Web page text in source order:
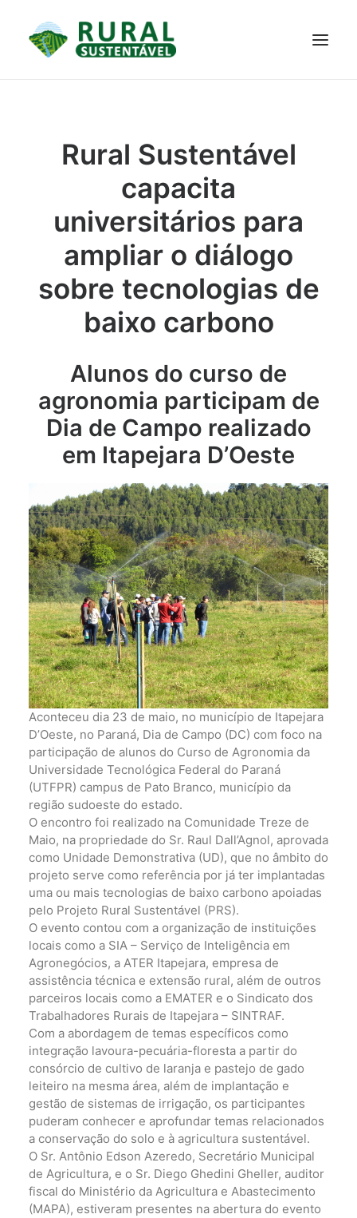
JANELA DO CONHECIMENTO
Rural Sustentável
capacita
universitários para
ampliar o diálogo
sobre tecnologias de
baixo carbono
Alunos do curso de
agronomia participam de
Dia de Campo realizado
em Itapejara D’Oeste
Aconteceu dia 23 de maio, no município de Itapejara
D’Oeste, no Paraná, Dia de Campo (DC) com foco na
participação de alunos do Curso de Agronomia da
Universidade Tecnológica Federal do Paraná
(UTFPR) campus de Pato Branco, município da
região sudoeste do estado.
O encontro foi realizado na Comunidade Treze de
Maio, na propriedade do Sr. Raul Dall’Agnol, aprovada
como Unidade Demonstrativa (UD), que no âmbito do
projeto serve como referência por já ter implantadas
uma ou mais tecnologias de baixo carbono apoiadas
pelo Projeto Rural Sustentável (PRS).
O evento contou com a organização de instituições
locais como a SIA – Serviço de Inteligência em
Agronegócios, a ATER Itapejara, empresa de
assistência técnica e extensão rural, além de outros
parceiros locais como a EMATER e o Sindicato dos
Trabalhadores Rurais de Itapejara – SINTRAF.
Com a abordagem de temas específicos como
integração lavoura-pecuária-floresta a partir do
consórcio de cultivo de laranja e pastejo de gado
leiteiro na mesma área, além de implantação e
gestão de sistemas de irrigação, os participantes
puderam conhecer e aprofundar temas relacionados
a conservação do solo e à agricultura sustentável.
O Sr. Antônio Edson Azeredo, Secretário Municipal
de Agricultura, e o Sr. Diego Ghedini Gheller, auditor
fiscal do Ministério da Agricultura e Abastecimento
(MAPA), estiveram presentes na abertura do evento